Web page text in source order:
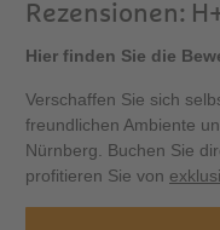
Rezensionen:
Hier finden Sie die
Verschaffen Sie sich
freundlichen Ambiente
Nürnberg. Buchen Sie
profitieren Sie von